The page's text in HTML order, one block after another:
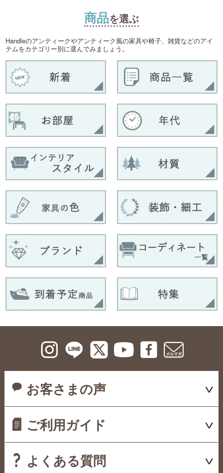
商品を選ぶ
Handleのアンティークやアンティーク風の家具や椅子、雑貨などのアイ
テムをカテゴリー別に選んでみましょう。
お客さまの声
ご利用ガイド
よくある質問